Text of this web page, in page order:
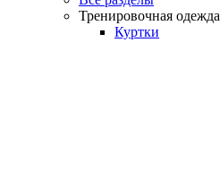
Тренировочная одежда
Куртки